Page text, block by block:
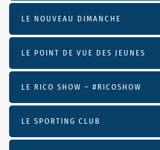
LE NOUVEAU DIMANCHE
LE POINT DE VUE DES JEUNES
LE RICO SHOW – #RICOSHOW
LE SPORTING CLUB